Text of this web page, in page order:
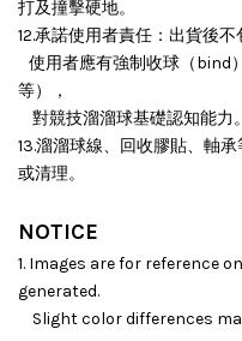
打及撞擊硬地。
12.承諾使用者責任：出貨後
使用者應有強制收球（bind
等），
對競技溜溜球基礎認知能力。
13.溜溜球線、回收膠貼、軸
或清理。
NOTICE
1. Images are for reference
generated.
Slight color differences